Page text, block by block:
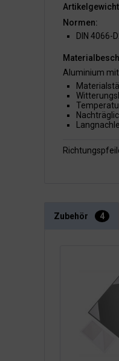
Normen:
DIN 4066-
Aluminium
Zubehör 4